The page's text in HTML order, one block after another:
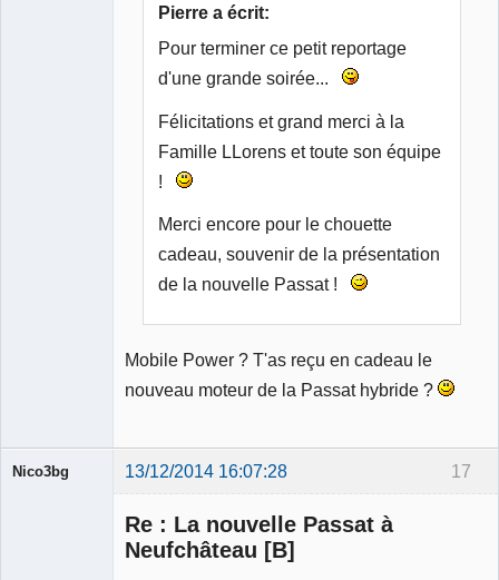
Pierre a écrit:
Pour terminer ce petit reportage
d'une grande soirée...
Félicitations et grand merci à la
Famille LLorens et toute son équipe
!
Merci encore pour le chouette
cadeau, souvenir de la présentation
de la nouvelle Passat !
Mobile Power ? T'as reçu en cadeau le
nouveau moteur de la Passat hybride ?
17
Nico3bg 13/12/2014 16:07:28
Re : La nouvelle Passat à
Neufchâteau [B]